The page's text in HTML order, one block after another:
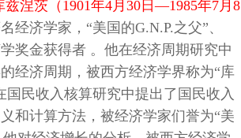
兹涅茨（1901年4月30日—1985年7月8
经济学家，“美国的G.N.P.之父”、
奖金获得者 。他在经济周期研究中
经济周期，被西方经济学界称为“库
国民收入核算研究中提出了国民收入
和计算方法，被经济学家们誉为“美